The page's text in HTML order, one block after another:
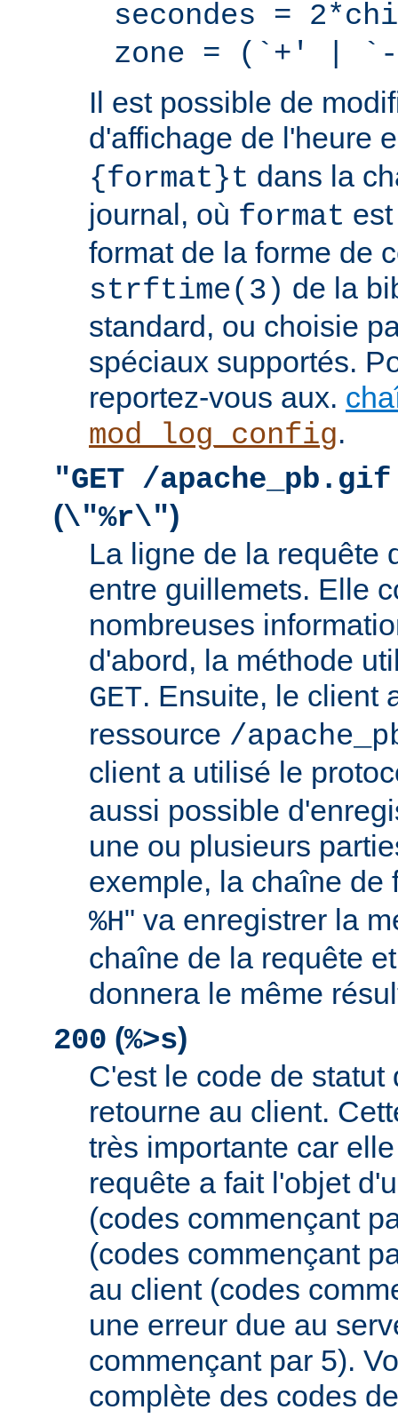
secondes =
zone = (`+' |
Il est possible de
d'affichage de l'heure
{format}t dans la
journal, où format
format de la forme de
strftime(3) de la
standard, ou choisie
spéciaux supportés.
reportez-vous aux.
mod_log_config.
"GET /
(\"%r\")
La ligne de la requête
entre guillemets. Elle
nombreuses
d'abord, la méthode
GET. Ensuite, le client
ressource /
client a utilisé le
aussi possible
une ou plusieurs
exemple, la chaîne de
%H" va enregistrer la
chaîne de la requête
donnera le même
200 (%>s)
C'est le code de statut
retourne au client.
très importante car
requête a fait l'objet
(codes commençant
(codes commençant
au client (codes
une erreur due au
commençant par 5).
complète des codes